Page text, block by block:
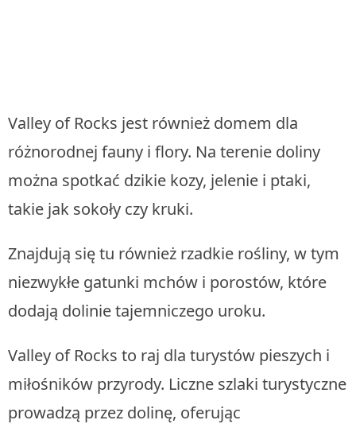
Valley of Rocks jest również domem dla
różnorodnej fauny i flory. Na terenie doliny
można spotkać dzikie kozy, jelenie i ptaki,
takie jak sokoły czy kruki.
Znajdują się tu również rzadkie rośliny, w tym
niezwykłe gatunki mchów i porostów, które
dodają dolinie tajemniczego uroku.
Valley of Rocks to raj dla turystów pieszych i
miłośników przyrody. Liczne szlaki turystyczne
prowadzą przez dolinę, oferując